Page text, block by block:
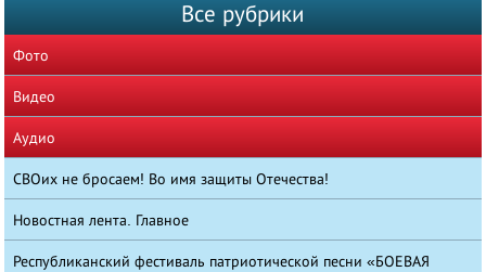
Все рубрики
Фото
Видео
Аудио
СВОих не бросаем! Во имя защиты Отечества!
Новостная лента. Главное
Республиканский фестиваль патриотической песни «БОЕВАЯ